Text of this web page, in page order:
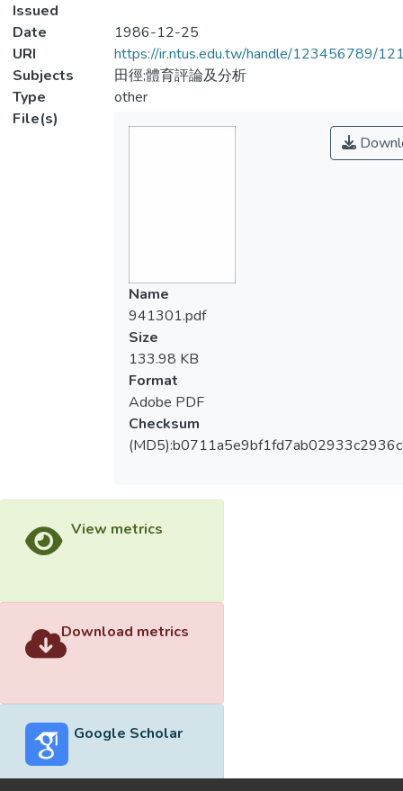
Issued
Date
1986-12-25
URI
https://ir.ntus.edu.tw/handle/123456789/
Subjects
田徑;體育評論及分析
Type
other
File(s)
Name
941301.pdf
Size
133.98 KB
Format
Adobe PDF
Checksum
View metrics
Download metrics
Google Scholar